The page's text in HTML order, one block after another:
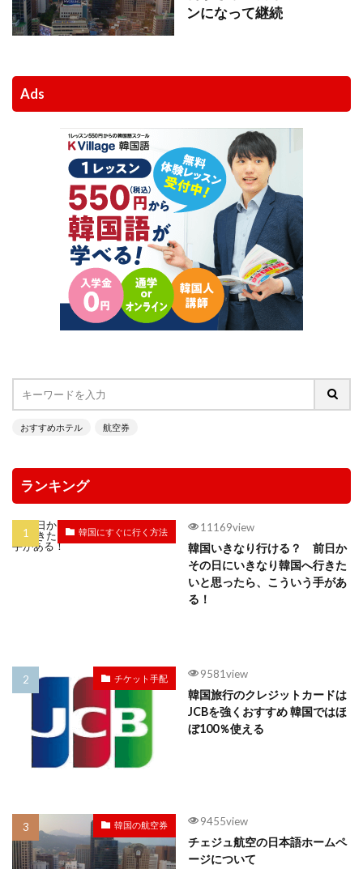
ンになって継続
Ads
おすすめホテル 航空券
ランキング
韓国にすぐに行く方法 11169view
韓国いきなり行ける？ 前日か
その日にいきなり韓国へ行きた
いと思ったら、こういう手があ
る！
チケット手配 9581view
韓国旅行のクレジットカードは
JCBを強くおすすめ 韓国ではほ
ぼ100％使える
韓国の航空券 9455view
チェジュ航空の日本語ホームペ
ージについて